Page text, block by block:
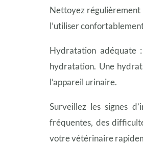
Nettoyez régulièrement
l’utiliser
Hydratation adéquate
hydratation. Une
l’appareil urinaire.
Surveillez les signes
fréquentes, des
votre vétérinaire